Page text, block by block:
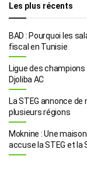
Les plus récents
BAD : Pourquoi les
fiscal en Tunisie
Ligue des
Djoliba AC
La STEG annonce
plusieurs régions
Moknine : Une
accuse la STEG et la